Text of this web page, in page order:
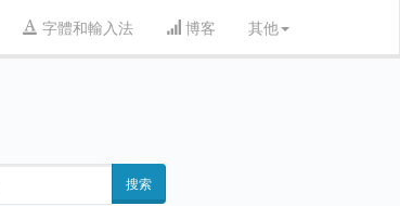
字體和輸入法 博客 其他
搜索